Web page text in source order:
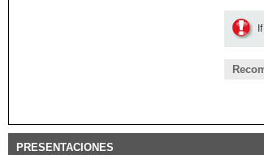
PRESENTACIONES